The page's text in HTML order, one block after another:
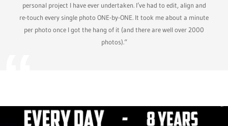
personal project I have ever undertaken. I’ve had to edit, align and
re-touch every single photo ONE-by-ONE. It took me about a minute
per photo once I got the hang of it (and there are well over 2000
photos).“